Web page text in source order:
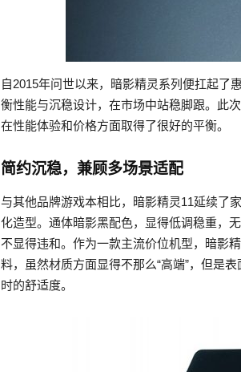
自2015年问世以来，暗影精灵系列便扛起了
衡性能与沉稳设计，在市场中站稳脚跟。此
在性能体验和价格方面取得了很好的平衡。
简约沉稳，兼顾多场景适配
与其他品牌游戏本相比，暗影精灵11延续了
化造型。通体暗影黑配色，显得低调稳重，
不显得违和。作为一款主流价位机型，暗影
料，虽然材质方面显得不那么“高端”，但是
时的舒适度。